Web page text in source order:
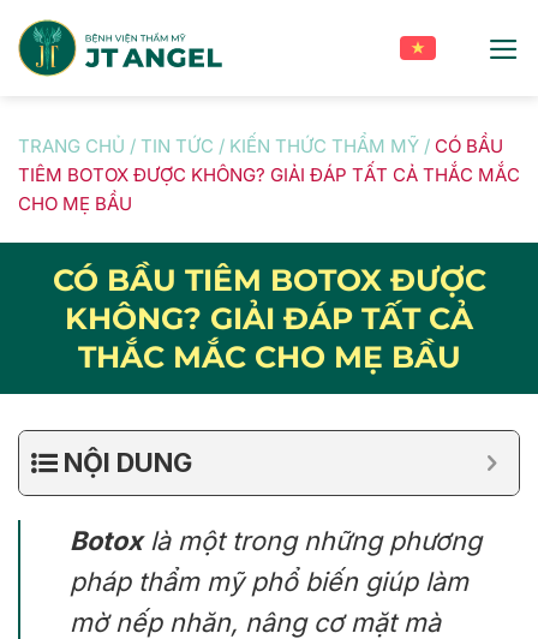
content
TRANG CHỦ / TIN TỨC / KIẾN THỨC THẨM MỸ / CÓ BẦU
TIÊM BOTOX ĐƯỢC KHÔNG? GIẢI ĐÁP TẤT CẢ THẮC MẮC
CHO MẸ BẦU
CÓ BẦU TIÊM BOTOX ĐƯỢC
KHÔNG? GIẢI ĐÁP TẤT CẢ
THẮC MẮC CHO MẸ BẦU
NỘI DUNG
Botoxlà một trong những phương
pháp thẩm mỹ phổ biến giúp làm
mờ nếp nhăn, nâng cơ mặt mà